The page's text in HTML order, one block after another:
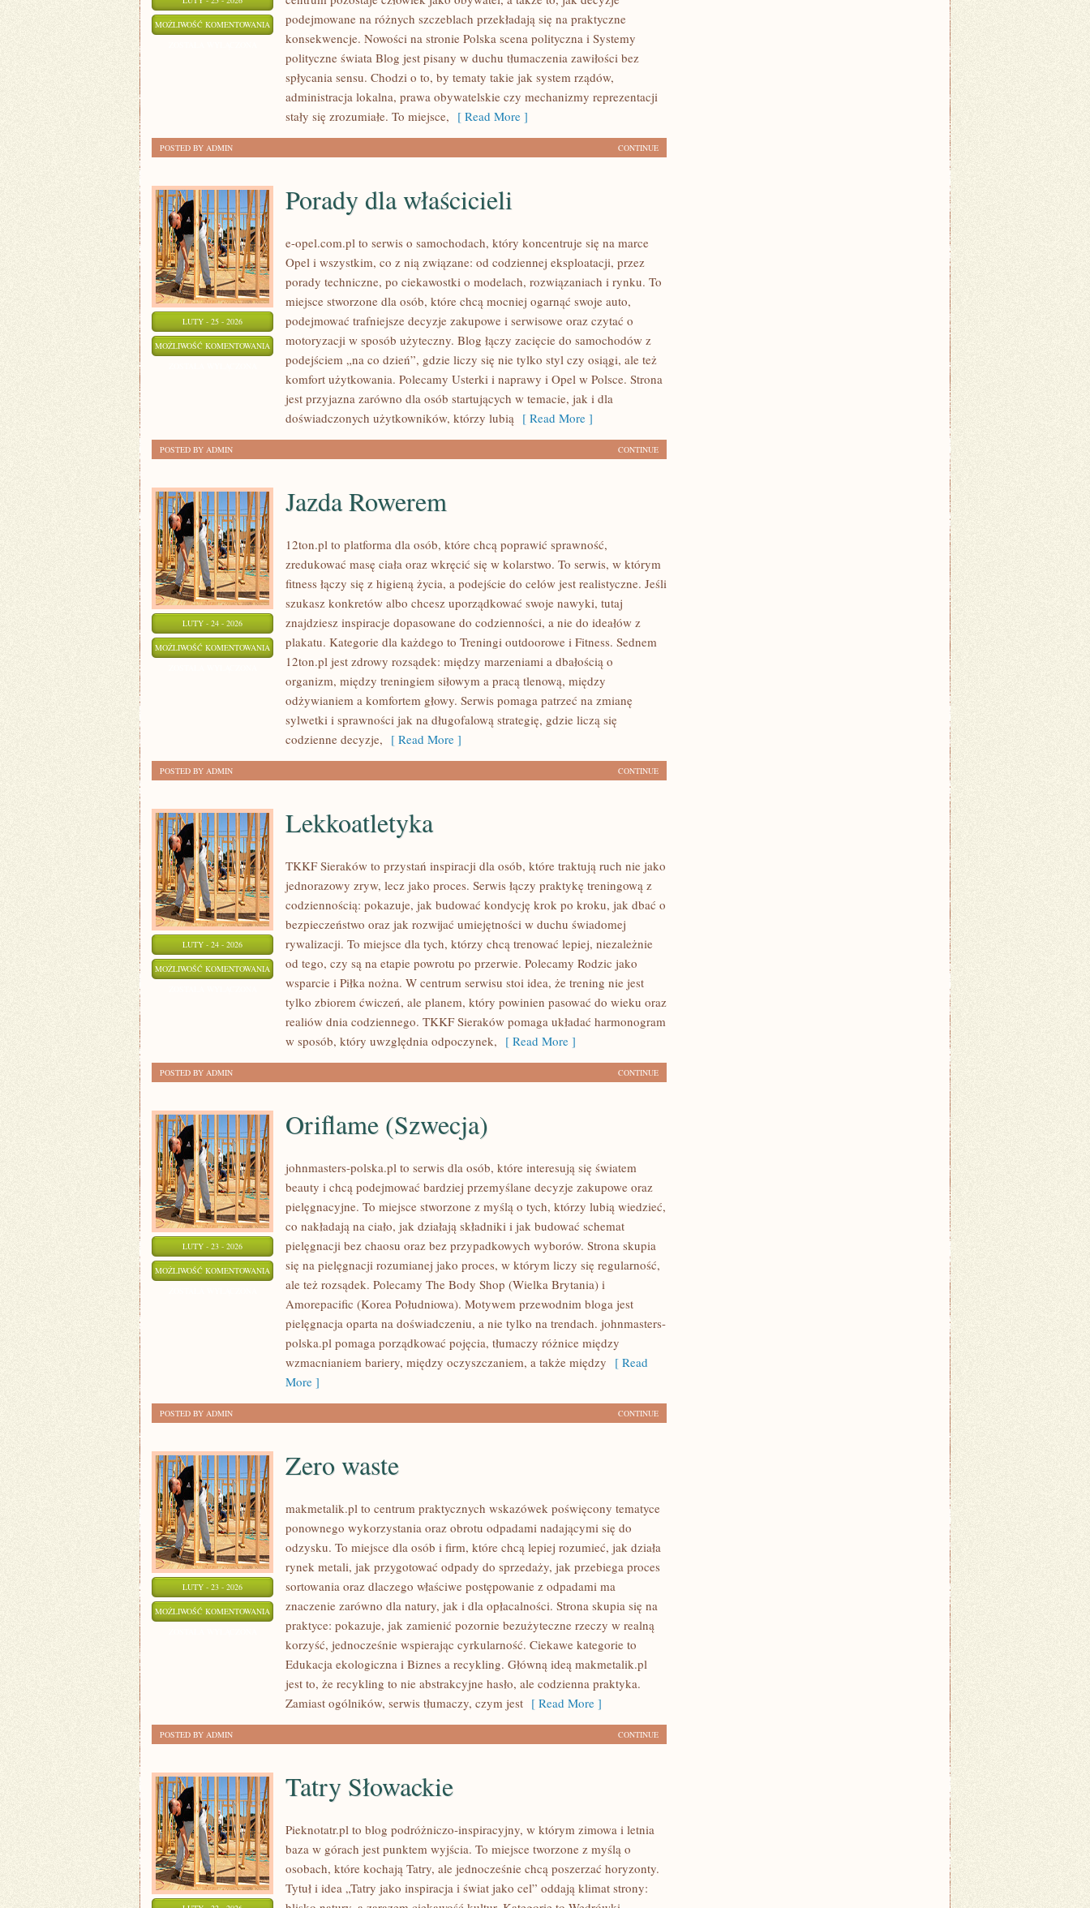
MOŻLIWOŚĆ KOMENTOWANIA UNIA
EUROPEJSKA
podejmowane na różnych szczeblach przekładają się na praktyczne
konsekwencje. Nowości na stronie Polska scena polityczna i Systemy
polityczne świata Blog jest pisany w duchu tłumaczenia zawiłości bez
spłycania sensu. Chodzi o to, by tematy takie jak system rządów,
administracja lokalna, prawa obywatelskie czy mechanizmy reprezentacji
stały się zrozumiałe. To miejsce, [ Read More ]
CONTINUE
POSTED BY ADMIN
LUTY - 25 - 2026
MOŻLIWOŚĆ KOMENTOWANIA PORADY
WŁAŚCICIELI
Porady dla właścicieli
e-opel.com.pl to serwis o samochodach, który koncentruje się na marce
Opel i wszystkim, co z nią związane: od codziennej eksploatacji, przez
porady techniczne, po ciekawostki o modelach, rozwiązaniach i rynku. To
miejsce stworzone dla osób, które chcą mocniej ogarnąć swoje auto,
podejmować trafniejsze decyzje zakupowe i serwisowe oraz czytać o
motoryzacji w sposób użyteczny. Blog łączy zacięcie do samochodów z
podejściem „na co dzień”, gdzie liczy się nie tylko styl czy osiągi, ale też
komfort użytkowania. Polecamy Usterki i naprawy i Opel w Polsce. Strona
jest przyjazna zarówno dla osób startujących w temacie, jak i dla
doświadczonych użytkowników, którzy lubią [ Read More ]
CONTINUE
POSTED BY ADMIN
LUTY - 24 - 2026
MOŻLIWOŚĆ KOMENTOWANIA JAZDA
ROWEREM
Jazda Rowerem
12ton.pl to platforma dla osób, które chcą poprawić sprawność,
zredukować masę ciała oraz wkręcić się w kolarstwo. To serwis, w którym
fitness łączy się z higieną życia, a podejście do celów jest realistyczne. Jeśli
szukasz konkretów albo chcesz uporządkować swoje nawyki, tutaj
znajdziesz inspiracje dopasowane do codzienności, a nie do ideałów z
plakatu. Kategorie dla każdego to Treningi outdoorowe i Fitness. Sednem
12ton.pl jest zdrowy rozsądek: między marzeniami a dbałością o
organizm, między treningiem siłowym a pracą tlenową, między
odżywianiem a komfortem głowy. Serwis pomaga patrzeć na zmianę
sylwetki i sprawności jak na długofalową strategię, gdzie liczą się
codzienne decyzje, [ Read More ]
CONTINUE
POSTED BY ADMIN
LUTY - 24 - 2026
MOŻLIWOŚĆ KOMENTOWANIA LEKKOATLETYKA
Lekkoatletyka
TKKF Sieraków to przystań inspiracji dla osób, które traktują ruch nie jako
jednorazowy zryw, lecz jako proces. Serwis łączy praktykę treningową z
codziennością: pokazuje, jak budować kondycję krok po kroku, jak dbać o
bezpieczeństwo oraz jak rozwijać umiejętności w duchu świadomej
rywalizacji. To miejsce dla tych, którzy chcą trenować lepiej, niezależnie
od tego, czy są na etapie powrotu po przerwie. Polecamy Rodzic jako
wsparcie i Piłka nożna. W centrum serwisu stoi idea, że trening nie jest
tylko zbiorem ćwiczeń, ale planem, który powinien pasować do wieku oraz
realiów dnia codziennego. TKKF Sieraków pomaga układać harmonogram
w sposób, który uwzględnia odpoczynek, [ Read More ]
CONTINUE
POSTED BY ADMIN
LUTY - 23 - 2026
MOŻLIWOŚĆ KOMENTOWANIA ORIFLAME
(SZWECJA)
Oriflame (Szwecja)
johnmasters-polska.pl to serwis dla osób, które interesują się światem
beauty i chcą podejmować bardziej przemyślane decyzje zakupowe oraz
pielęgnacyjne. To miejsce stworzone z myślą o tych, którzy lubią wiedzieć,
co nakładają na ciało, jak działają składniki i jak budować schemat
pielęgnacji bez chaosu oraz bez przypadkowych wyborów. Strona skupia
się na pielęgnacji rozumianej jako proces, w którym liczy się regularność,
ale też rozsądek. Polecamy The Body Shop (Wielka Brytania) i
Amorepacific (Korea Południowa). Motywem przewodnim bloga jest
pielęgnacja oparta na doświadczeniu, a nie tylko na trendach. johnmasters-
polska.pl pomaga porządkować pojęcia, tłumaczy różnice między
wzmacnianiem bariery, między oczyszczaniem, a także między [ Read
More ]
CONTINUE
POSTED BY ADMIN
LUTY - 23 - 2026
MOŻLIWOŚĆ KOMENTOWANIA ZERO
WASTE
Zero waste
makmetalik.pl to centrum praktycznych wskazówek poświęcony tematyce
ponownego wykorzystania oraz obrotu odpadami nadającymi się do
odzysku. To miejsce dla osób i firm, które chcą lepiej rozumieć, jak działa
rynek metali, jak przygotować odpady do sprzedaży, jak przebiega proces
sortowania oraz dlaczego właściwe postępowanie z odpadami ma
znaczenie zarówno dla natury, jak i dla opłacalności. Strona skupia się na
praktyce: pokazuje, jak zamienić pozornie bezużyteczne rzeczy w realną
korzyść, jednocześnie wspierając cyrkularność. Ciekawe kategorie to
Edukacja ekologiczna i Biznes a recykling. Główną ideą makmetalik.pl
jest to, że recykling to nie abstrakcyjne hasło, ale codzienna praktyka.
Zamiast ogólników, serwis tłumaczy, czym jest [ Read More ]
CONTINUE
POSTED BY ADMIN
Tatry Słowackie
Pieknotatr.pl to blog podróżniczo-inspiracyjny, w którym zimowa i letnia
baza w górach jest punktem wyjścia. To miejsce tworzone z myślą o
osobach, które kochają Tatry, ale jednocześnie chcą poszerzać horyzonty.
Tytuł i idea „Tatry jako inspiracja i świat jako cel” oddają klimat strony: